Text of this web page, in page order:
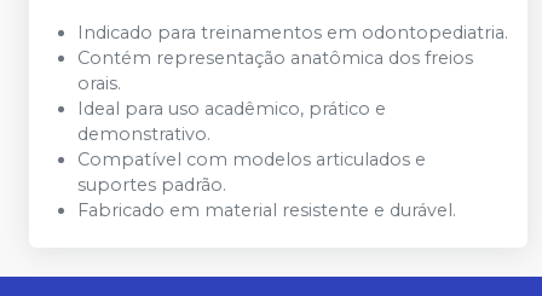
Indicado para treinamentos em odontopediatria.
Contém representação anatômica dos freios
orais.
Ideal para uso acadêmico, prático e
demonstrativo.
Compatível com modelos articulados e
suportes padrão.
Fabricado em material resistente e durável.